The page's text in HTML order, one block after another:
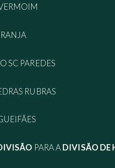
SC PAREDES
RUBRAS
PARA ADIVISÃO DE